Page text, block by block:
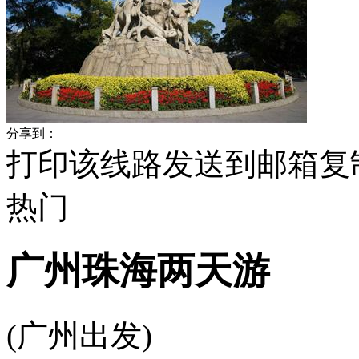
分享到：
打印该线路发送到邮箱复
热门
广州珠海两天游
(广州出发)